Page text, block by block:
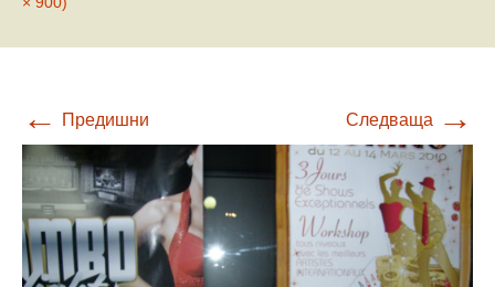
← Предишни Следваща →